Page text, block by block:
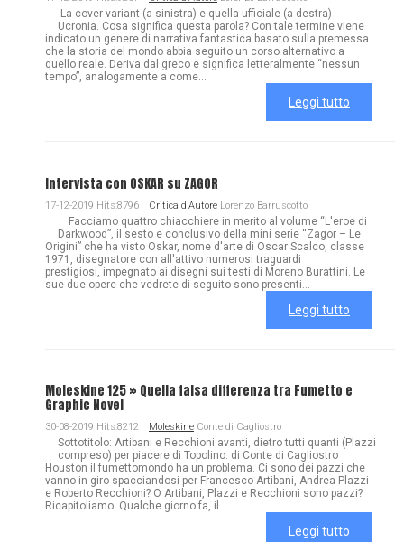
La cover variant (a sinistra) e quella ufficiale (a destra)
Ucronia. Cosa significa questa parola? Con tale termine viene
indicato un genere di narrativa fantastica basato sulla premessa
che la storia del mondo abbia seguito un corso alternativo a
quello reale. Deriva dal greco e significa letteralmente “nessun
tempo”, analogamente a come...
Leggi tutto
Intervista con OSKAR su ZAGOR
17-12-2019 Hits:8796 Critica d'Autore Lorenzo Barruscotto
Facciamo quattro chiacchiere in merito al volume “L'eroe di
Darkwood”, il sesto e conclusivo della mini serie “Zagor – Le
Origini” che ha visto Oskar, nome d'arte di Oscar Scalco, classe
1971, disegnatore con all'attivo numerosi traguardi
prestigiosi, impegnato ai disegni sui testi di Moreno Burattini. Le
sue due opere che vedrete di seguito sono presenti...
Leggi tutto
Moleskine 125 » Quella falsa differenza tra Fumetto e
Graphic Novel
30-08-2019 Hits:8212 Moleskine Conte di Cagliostro
Sottotitolo: Artibani e Recchioni avanti, dietro tutti quanti (Plazzi
compreso) per piacere di Topolino. di Conte di Cagliostro
Houston il fumettomondo ha un problema. Ci sono dei pazzi che
vanno in giro spacciandosi per Francesco Artibani, Andrea Plazzi
e Roberto Recchioni? O Artibani, Plazzi e Recchioni sono pazzi?
Ricapitoliamo. Qualche giorno fa, il...
Leggi tutto